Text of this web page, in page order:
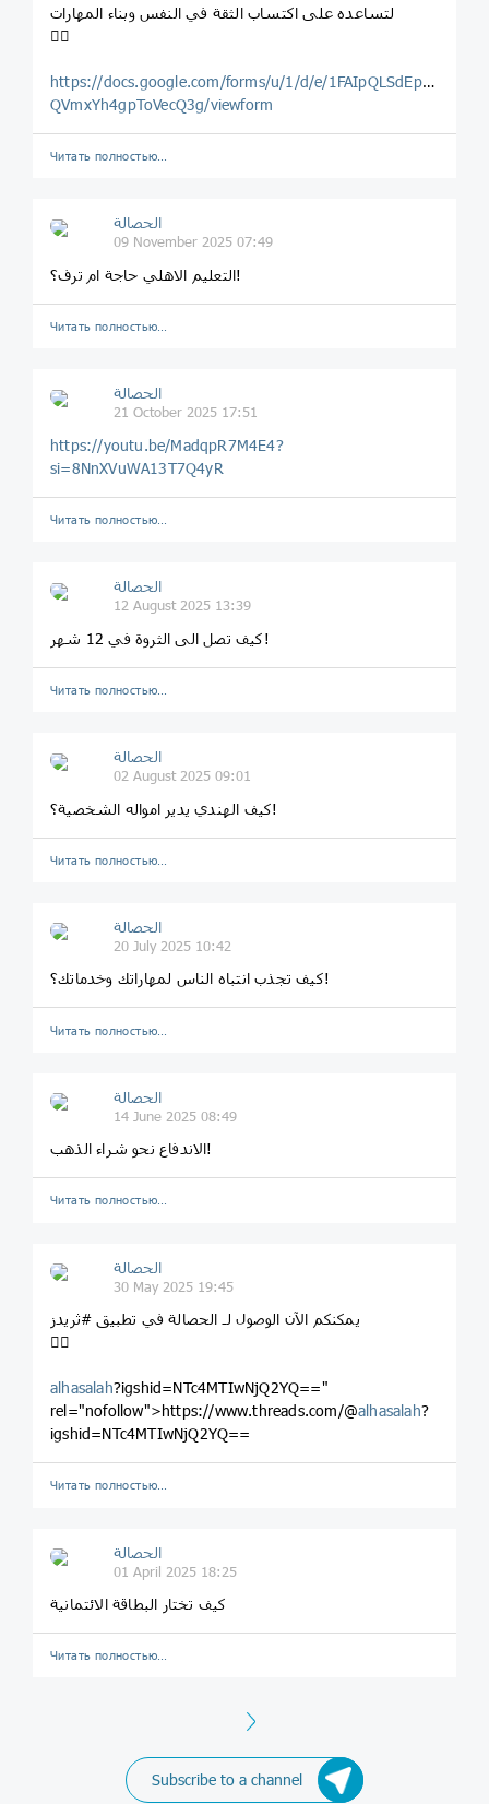
لتساعده على اكتساب الثقة في النفس وبناء المهارات
👇🏼
https://docs.google.com/forms/u/1/d/e/
QVmxYh4gpToVecQ3g/viewform
Читать полностью…
الحصالة
09 November 2025 07:49
التعليم الاهلي حاجة ام ترف؟!
Читать полностью…
الحصالة
21 October 2025 17:51
https://youtu.be/MadqpR7M4E4?
si=8NnXVuWA13T7Q4yR
Читать полностью…
الحصالة
12 August 2025 13:39
كيف تصل الى الثروة في 12 شهر!
Читать полностью…
الحصالة
02 August 2025 09:01
كيف الهندي يدير امواله الشخصية؟!
Читать полностью…
الحصالة
20 July 2025 10:42
كيف تجذب انتباه الناس لمهاراتك وخدماتك؟!
Читать полностью…
الحصالة
14 June 2025 08:49
الاندفاع نحو شراء الذهب!
Читать полностью…
الحصالة
30 May 2025 19:45
يمكنكم الآن الوصول لـ الحصالة في تطبيق #ثريدز
👇🏼
alhasalah?igshid=NTc4MTIwNjQ2YQ=="
rel="nofollow">https://www.threads.com/@alhasalah?
igshid=NTc4MTIwNjQ2YQ==
Читать полностью…
الحصالة
01 April 2025 18:25
كيف تختار البطاقة الائتمانية
Читать полностью…
Next
Subscribe to a channel